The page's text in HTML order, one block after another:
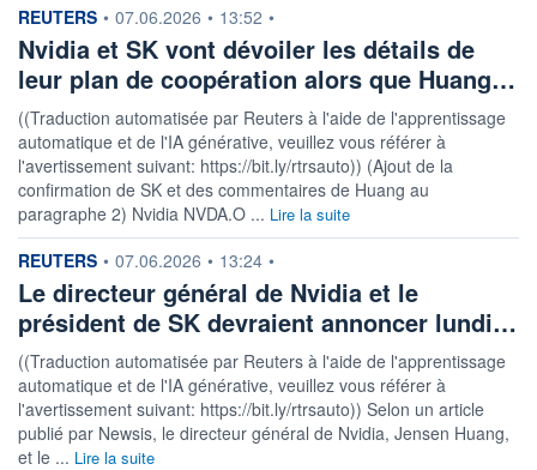
information fournie par
REUTERS • 07.06.2026 • 13:52 •
Nvidia et SK vont dévoiler les détails de
leur plan de coopération alors que Huang…
((Traduction automatisée par Reuters à l'aide de l'apprentissage
automatique et de l'IA générative, veuillez vous référer à
l'avertissement suivant: https://bit.ly/rtrsauto)) (Ajout de la
confirmation de SK et des commentaires de Huang au
paragraphe 2) Nvidia NVDA.O ... Lire la suite
information fournie par
REUTERS • 07.06.2026 • 13:24 •
Le directeur général de Nvidia et le
président de SK devraient annoncer lundi…
((Traduction automatisée par Reuters à l'aide de l'apprentissage
automatique et de l'IA générative, veuillez vous référer à
l'avertissement suivant: https://bit.ly/rtrsauto)) Selon un article
publié par Newsis, le directeur général de Nvidia, Jensen Huang,
et le ... Lire la suite